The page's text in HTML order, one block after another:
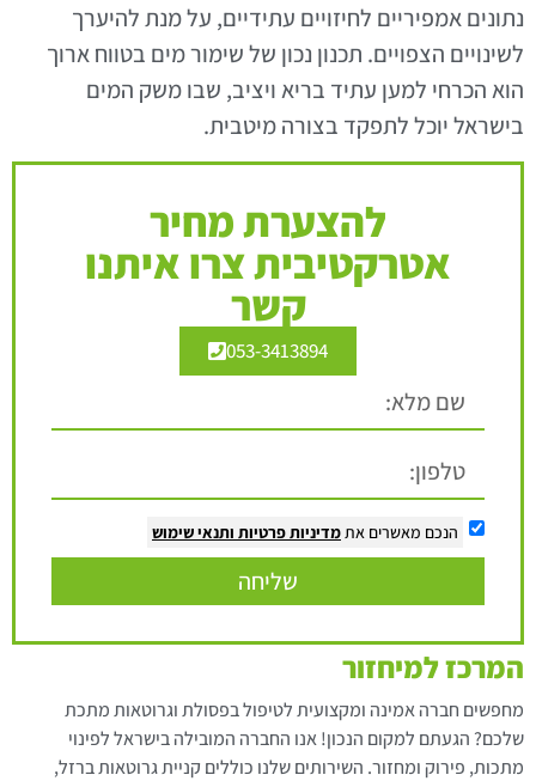
נתונים אמפיריים לחיזויים עתידיים, על מנת להיערך
לשינויים הצפויים. תכנון נכון של שימור מים בטווח ארוך
הוא הכרחי למען עתיד בריא ויציב, שבו משק המים
בישראל יוכל לתפקד בצורה מיטבית.
להצערת מחיר
אטרקטיבית צרו איתנו
קשר
053-3413894
הנכם מאשרים אתמדיניות פרטיות ותנאי שימוש
שליחה
המרכז למיחזור
מחפשים חברה אמינה ומקצועית לטיפול בפסולת וגרוטאות מתכת
שלכם? הגעתם למקום הנכון! אנו החברה המובילה בישראל לפינוי
מתכות, פירוק ומחזור. השירותים שלנו כוללים קניית גרוטאות ברזל,